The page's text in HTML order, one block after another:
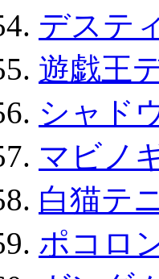
デステ
遊戯王
シャド
マビノ
白猫テ
ポコロ